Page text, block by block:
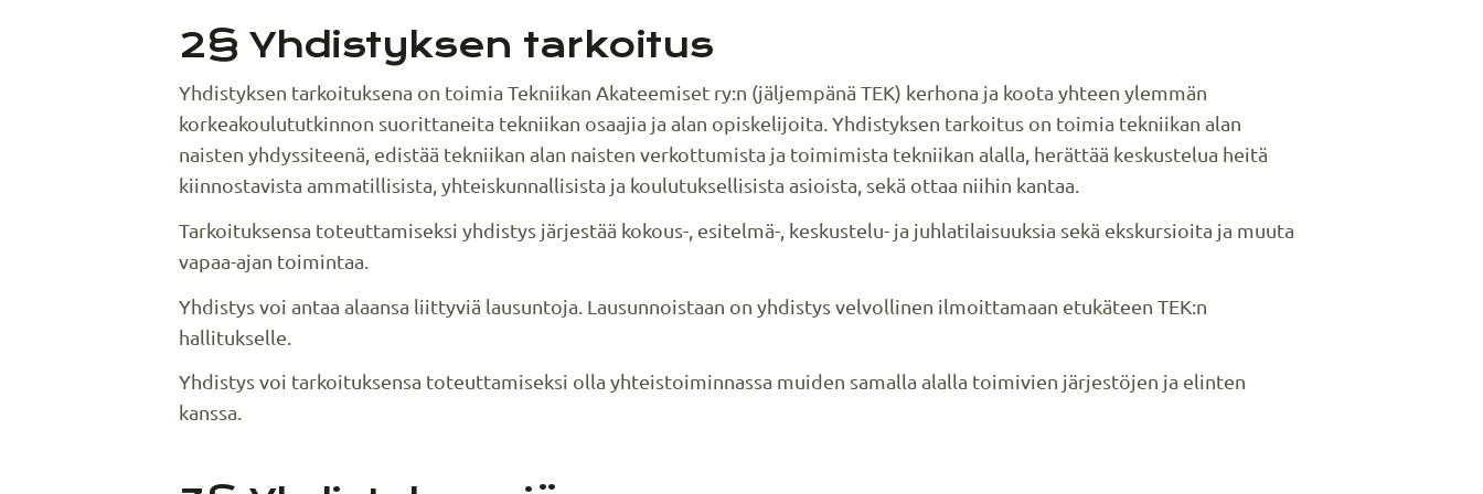
2§ Yhdistyksen tarkoitus
Yhdistyksen tarkoituksena on toimia Tekniikan Akateemiset ry:n (jäljempänä TEK) kerhona ja koota yhteen ylemmän
korkeakoulututkinnon suorittaneita tekniikan osaajia ja alan opiskelijoita. Yhdistyksen tarkoitus on toimia tekniikan alan
naisten yhdyssiteenä, edistää tekniikan alan naisten verkottumista ja toimimista tekniikan alalla, herättää keskustelua heitä
kiinnostavista ammatillisista, yhteiskunnallisista ja koulutuksellisista asioista, sekä ottaa niihin kantaa.
Tarkoituksensa toteuttamiseksi yhdistys järjestää kokous-, esitelmä-, keskustelu- ja juhlatilaisuuksia sekä ekskursioita ja muuta
vapaa-ajan toimintaa.
Yhdistys voi antaa alaansa liittyviä lausuntoja. Lausunnoistaan on yhdistys velvollinen ilmoittamaan etukäteen TEK:n
hallitukselle.
Yhdistys voi tarkoituksensa toteuttamiseksi olla yhteistoiminnassa muiden samalla alalla toimivien järjestöjen ja elinten
kanssa.